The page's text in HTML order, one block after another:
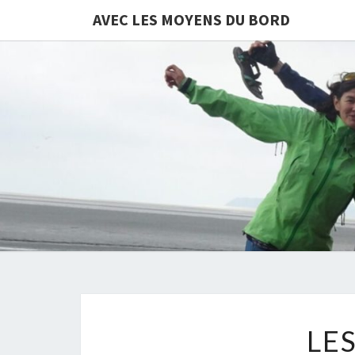
AVEC LES MOYENS DU BORD